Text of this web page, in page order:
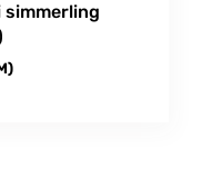
simmerling